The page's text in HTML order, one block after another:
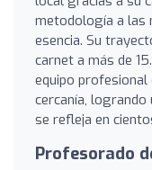
metodología a las
esencia. Su
carnet a más de
equipo
cercanía, logrando
se refleja en
Profesorado